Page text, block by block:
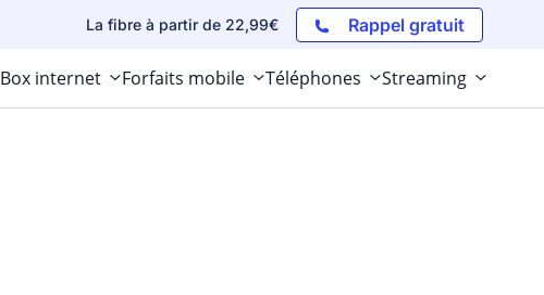
La fibre à partir de 22,99€ Rappel gratuit
Box internet Forfaits mobile Téléphones Streaming